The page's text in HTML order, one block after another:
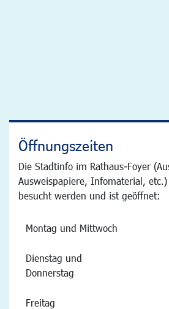
Öffnungszeiten
Die Stadtinfo im Rathaus-Foyer
Ausweispapiere, Infomaterial,
besucht werden und ist geöffnet:
Montag und Mittwoch
Dienstag und
Donnerstag
Freitag